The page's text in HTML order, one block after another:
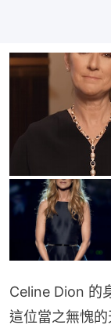
Celine Dion 的
這位當之無愧